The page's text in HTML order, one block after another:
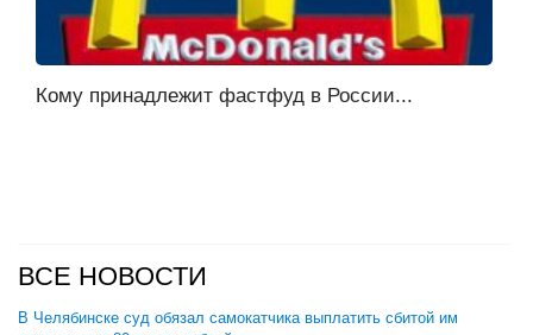
Кому принадлежит фастфуд в России...
ВСЕ НОВОСТИ
В Челябинске суд обязал самокатчика выплатить сбитой им